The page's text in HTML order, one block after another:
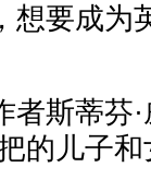
想要成为
者斯蒂芬
的儿子